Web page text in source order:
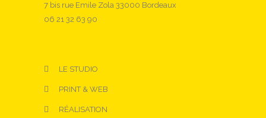
7 bis rue Emile Zola 33000 Bordeaux
06 21 32 63 90
LE STUDIO
PRINT & WEB
RÉALISATION